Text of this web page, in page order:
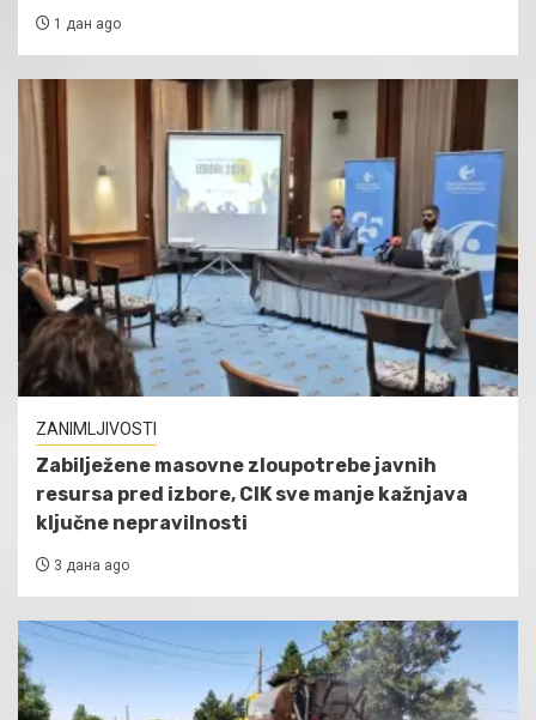
1 дан ago
ZANIMLJIVOSTI
Zabilježene masovne zloupotrebe javnih
resursa pred izbore, CIK sve manje kažnjava
ključne nepravilnosti
3 дана ago